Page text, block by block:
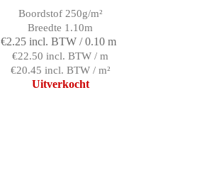
Boordstof 250g/m²
Breedte 1.10m
€2.25 incl. BTW / 0.10 m
€22.50 incl. BTW / m
€20.45 incl. BTW / m²
Uitverkocht